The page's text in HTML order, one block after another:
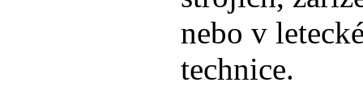
nebo v
technice.